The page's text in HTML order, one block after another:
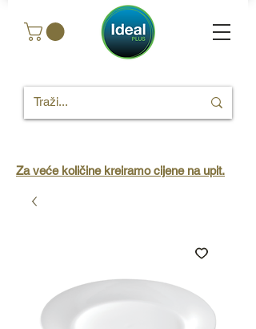
Za veće količine kreiramo cijene na upit.